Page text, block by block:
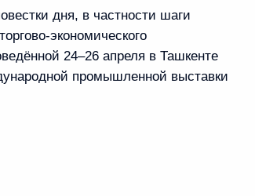
дня, в частности шаги
экономического
24–26 апреля в Ташкенте
промышленной выставки